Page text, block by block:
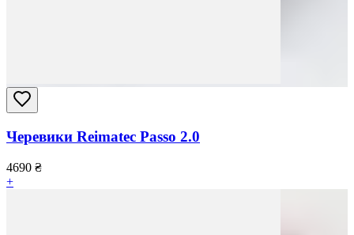
Черевики Reimatec Passo 2.0
4690 ₴
+